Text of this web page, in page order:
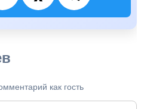
как гость